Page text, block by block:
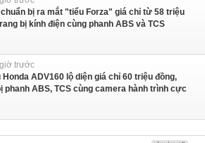
chuẩn bị ra mắt "tiểu Forza" giá chỉ từ 58 triệu
bị kính điện cùng phanh ABS và TCS
trước
ADV160 lộ diện giá chỉ 60 triệu đồng,
phanh ABS, TCS cùng camera hành trình cực